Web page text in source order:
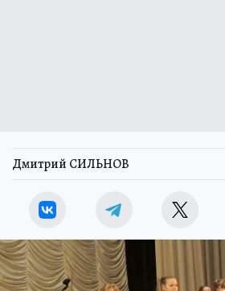
Дмитрий СИЛЬНОВ